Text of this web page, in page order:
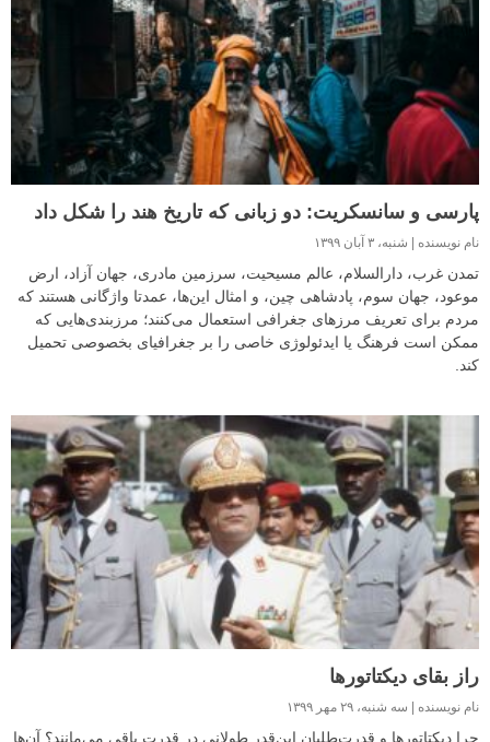
پارسی و سانسکریت: دو زبانی که تاریخ هند را شکل داد
نام نویسنده شنبه، ۳ آبان ۱۳۹۹
تمدن غرب، دارالسلام، عالم مسیحیت، سرزمین مادری، جهان آزاد، ارض
موعود، جهان سوم، پادشاهی چین، و امثال این‌ها، عمدتا واژگانی هستند که
مردم برای تعریف مرزهای جغرافی استعمال می‌کنند؛ مرزبندی‌هایی که
ممکن است فرهنگ یا ایدئولوژی خاصی را بر جغرافیای بخصوصی تحمیل
کند.
راز بقای دیکتاتورها
نام نویسنده سه شنبه، ۲۹ مهر ۱۳۹۹
چرا دیکتاتورها و قدرت‌طلبان این‌قدر طولانی در قدرت باقی می‌مانند؟ آن‌ها